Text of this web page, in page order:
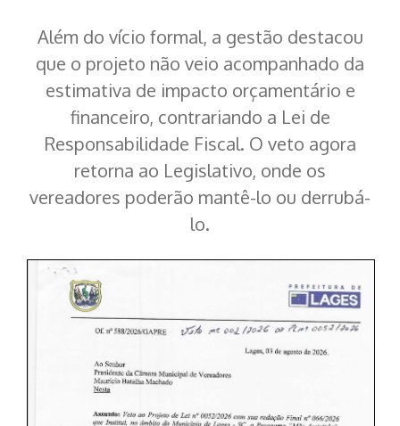
Além do vício formal, a gestão destacou
que o projeto não veio acompanhado da
estimativa de impacto orçamentário e
financeiro, contrariando a Lei de
Responsabilidade Fiscal. O veto agora
retorna ao Legislativo, onde os
vereadores poderão mantê-lo ou derrubá-
lo.